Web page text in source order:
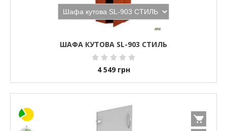
ШАФА КУТОВА SL-903 СТИЛЬ
4 549 грн